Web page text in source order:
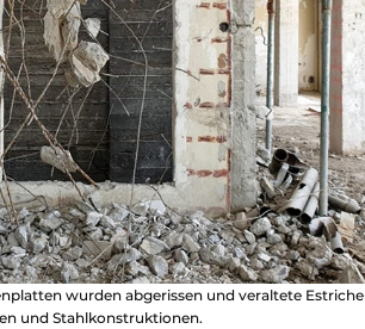
wurden abgerissen und veraltete Estriche
und Stahlkonstruktionen.